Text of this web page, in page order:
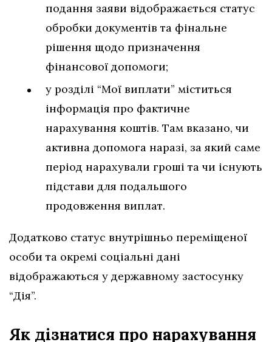
подання заяви відображається статус
обробки документів та фінальне
рішення щодо призначення
фінансової допомоги;
у розділі “Мої виплати” міститься
інформація про фактичне
нарахування коштів. Там вказано, чи
активна допомога наразі, за який саме
період нарахували гроші та чи існують
підстави для подальшого
продовження виплат.
Додатково статус внутрішньо переміщеної
особи та окремі соціальні дані
відображаються у державному застосунку
“Дія”.
Як дізнатися про нарахування